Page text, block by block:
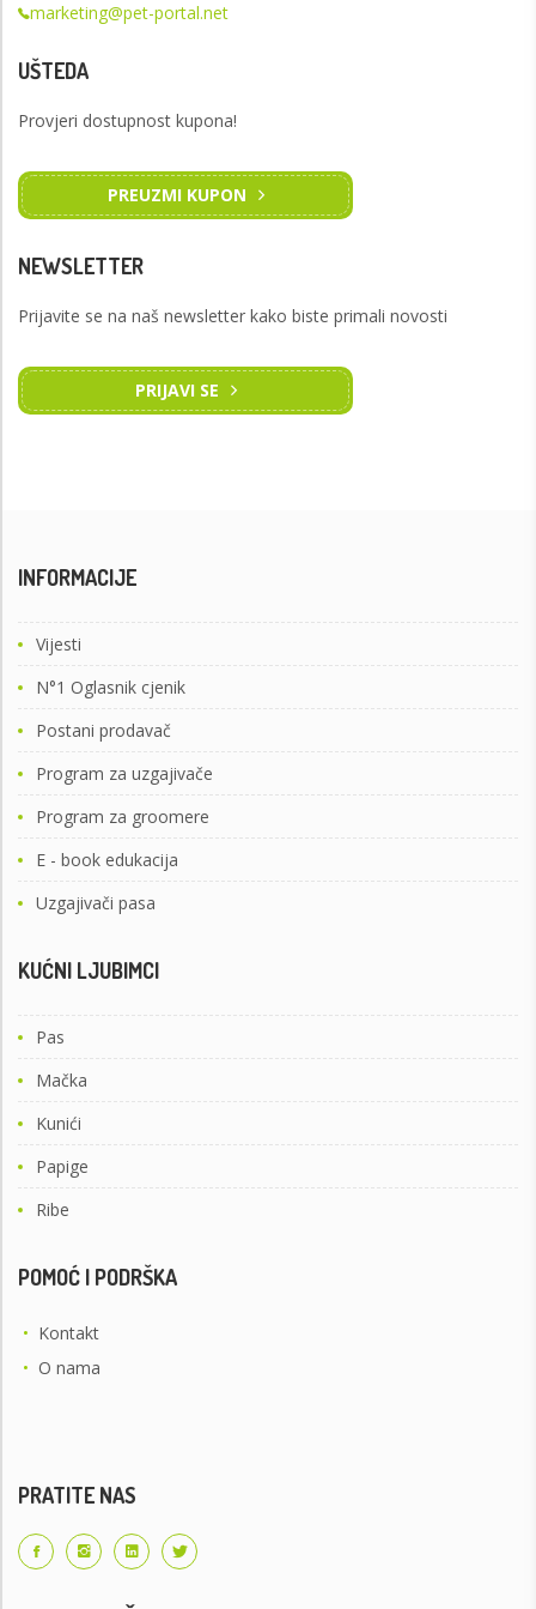
marketing@pet-portal.net
UŠTEDA
Provjeri dostupnost kupona!
PREUZMI KUPON
NEWSLETTER
Prijavite se na naš newsletter kako biste primali novosti
PRIJAVI SE
INFORMACIJE
Vijesti
N°1 Oglasnik cjenik
Postani prodavač
Program za uzgajivače
Program za groomere
E - book edukacija
Uzgajivači pasa
KUĆNI LJUBIMCI
Pas
Mačka
Kunići
Papige
Ribe
POMOĆ I PODRŠKA
• Kontakt
• O nama
PRATITE NAS